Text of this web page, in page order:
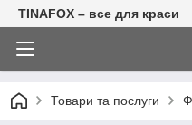
TINAFOX – все для краси
Товари та послуги